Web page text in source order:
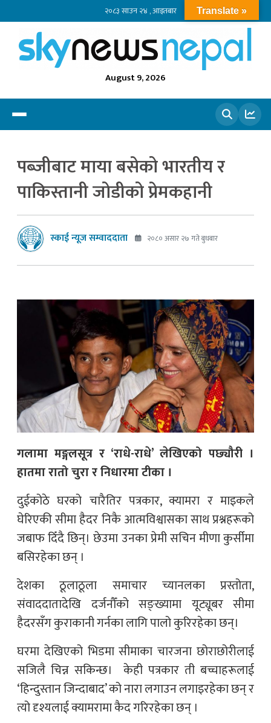
२०८३ साउन २४ , आइतबार
August 9, 2026
पब्जीबाट माया बसेको भारतीय र
पाकिस्तानी जोडीको प्रेमकहानी
स्काई न्यूज सम्वाददाता २०८० असार २७ गते बुधबार
गलामा मङ्गलसूत्र र ‘राधे-राधे’ लेखिएको पछ्यौरी ।
हातमा रातो चुरा र निधारमा टीका ।
दुईकोठे घरको चारैतिर पत्रकार, क्यामरा र माइकले
घेरिएकी सीमा हैदर निकै आत्मविश्वासका साथ प्रश्नहरूको
जबाफ दिँदै छिन्। छेउमा उनका प्रेमी सचिन मीणा कुर्सीमा
बसिरहेका छन् ।
देशका ठूलाठूला समाचार च्यानलका प्रस्तोता,
संवाददातादेखि दर्जनौँको सङ्ख्यामा यूट्यूबर सीमा
हैदरसँग कुराकानी गर्नका लागि पालो कुरिरहेका छन्।
घरमा देखिएको भिडमा सीमाका चारजना छोराछोरीलाई
सजिलै चिन्न सकिन्छ। केही पत्रकार ती बच्चाहरूलाई
‘हिन्दुस्तान जिन्दाबाद’ को नारा लगाउन लगाइरहेका छन् र
त्यो दृश्यलाई क्यामरामा कैद गरिरहेका छन् ।
Translate »